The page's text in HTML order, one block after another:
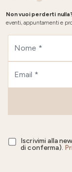
Non vuoi perderti
eventi, appuntamenti e
Iscrivimi alla
di conferma).